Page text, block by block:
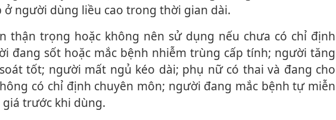
ở người dùng liều cao trong thời gian dài.
đang sốt hoặc mắc bệnh nhiễm trùng cấp tính; người tăng
tốt; người mất ngủ kéo dài; phụ nữ có thai và đang cho
có chỉ định chuyên môn; người đang mắc bệnh tự miễn
giá trước khi dùng.